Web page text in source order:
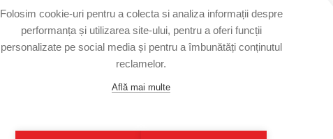
Tel: +40 256. 422. 857 ;+40 727 341 673
+40 256. 490. 567
Email: office@eltim.ro
Adresa:Timisoara, Romania Str. Ovidiu
Cotrus nr. 24/b
Folosim cookie-uri pentru a colecta si analiza informații despre
performanța și utilizarea site-ului, pentru a oferi funcții
personalizate pe social media și pentru a îmbunătăți conținutul
reclamelor.
Află mai multe